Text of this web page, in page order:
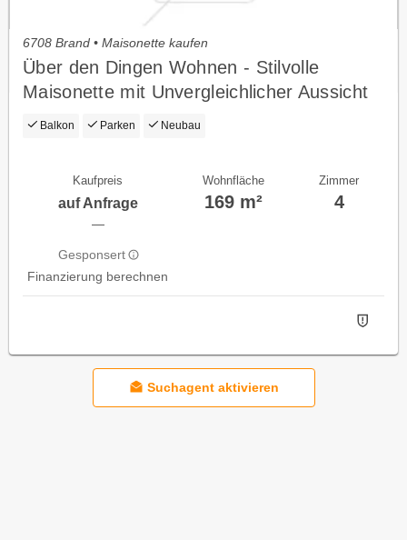
6708 Brand • Maisonette kaufen
Über den Dingen Wohnen - Stilvolle
Maisonette mit Unvergleichlicher Aussicht
Balkon Parken Neubau
Kaufpreis
auf Anfrage
—
Gesponsert
Finanzierung berechnen
Wohnfläche
169 m²
Zimmer
4
Suchagent aktivieren